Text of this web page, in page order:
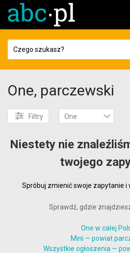
One, parczewski
Filtry One
Niestety nie
twojego
Spróbuj zmienić swoje zapytanie i
Sprawdź, gdzie
One w całej
Mini — powiat
Wszystkie ogłoszenia —